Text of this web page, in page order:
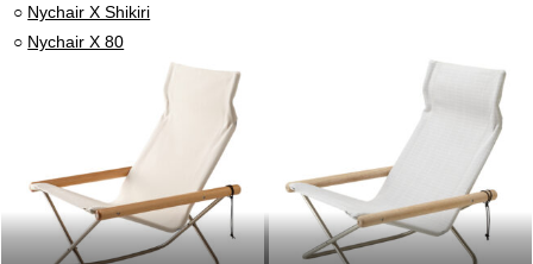
○ Nychair X Shikiri
○ Nychair X 80